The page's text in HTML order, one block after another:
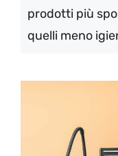
prodotti più
quelli meno